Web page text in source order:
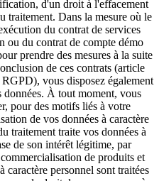
d'un droit à l'effacement
traitement. Dans la mesure où le
du contrat de services
ou du contrat de compte démo
prendre des mesures à la suite
de ces contrats (article
vous disposez également
À tout moment, vous
pour des motifs liés à votre
de vos données à caractère
traitement traite vos données à
de son intérêt légitime, par
de produits et
caractère personnel sont traitées